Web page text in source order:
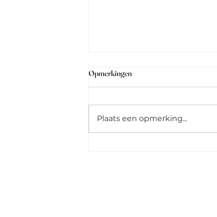
Opmerkingen
Plaats een opmerking...